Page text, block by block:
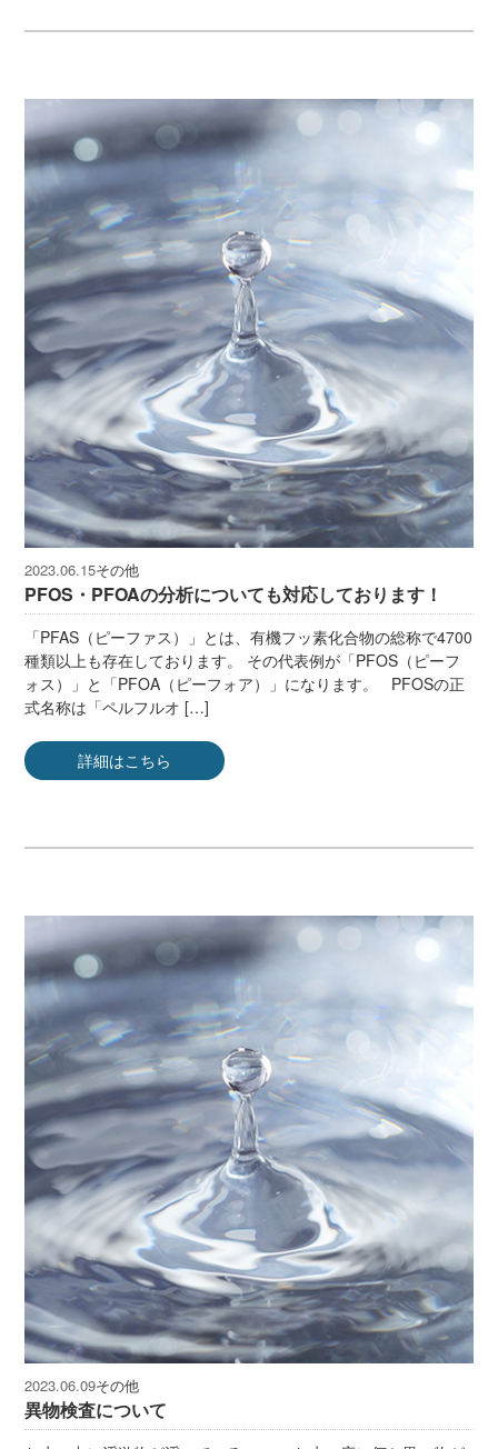
2023.06.15その他
PFOS・PFOAの分析についても対応しております！
「PFAS（ピーファス）」とは、有機フッ素化合物の総称で4700
種類以上も存在しております。 その代表例が「PFOS（ピーフ
ォス）」と「PFOA（ピーフォア）」になります。 PFOSの正
式名称は「ペルフルオ […]
詳細はこちら
2023.06.09その他
異物検査について